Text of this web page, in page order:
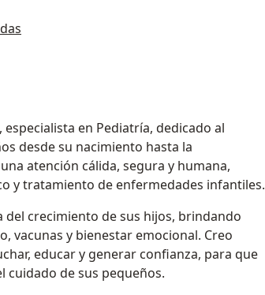
especialista en Pediatría, dedicado al
desde su nacimiento hasta la
atención cálida, segura y humana,
y tratamiento de enfermedades infantiles.
del crecimiento de sus hijos, brindando
vacunas y bienestar emocional. Creo
educar y generar confianza, para que
cuidado de sus pequeños.